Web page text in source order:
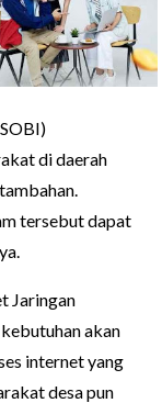
di daerah
tersebut dapat
Jaringan
akan
internet yang
desa pun